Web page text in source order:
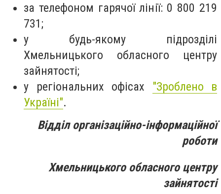
за телефоном гарячої лінії: 0 800 219
731;
у будь-якому підрозділі
Хмельницького обласного центру
зайнятості;
у регіональних офісах "Зроблено в
Україні".
Відділ організаційно-інформаційної
роботи
Хмельницького обласного центру
зайнятості